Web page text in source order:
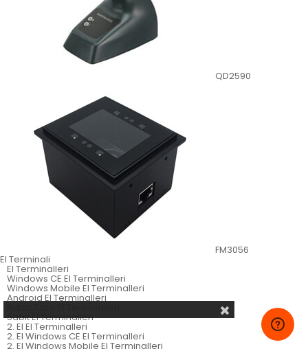
QD2590
FM3056
El Terminali
El Terminalleri
Windows CE El Terminalleri
Windows Mobile El Terminalleri
Android El Terminalleri
Sabit El Terminalleri
2. El El Terminalleri
2. El Windows CE El Terminalleri
2. El Windows Mobile El Terminalleri